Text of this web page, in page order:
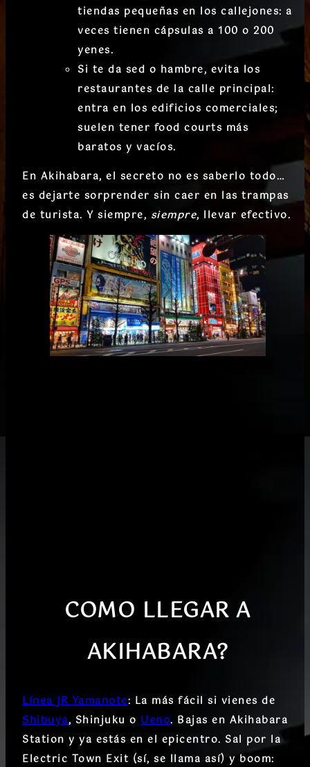
tiendas pequeñas en los callejones: a
veces tienen cápsulas a 100 o 200
yenes.
Si te da sed o hambre, evita los
restaurantes de la calle principal:
entra en los edificios comerciales;
suelen tener food courts más
baratos y vacíos.
En Akihabara, el secreto no es saberlo todo…
es dejarte sorprender sin caer en las trampas
de turista. Y siempre, siempre, llevar efectivo.
COMO LLEGAR A
AKIHABARA?
Línea JR Yamanote: La más fácil si vienes de
Shibuya, Shinjuku o Ueno. Bajas en Akihabara
Station y ya estás en el epicentro. Sal por la
Electric Town Exit (sí, se llama así) y boom: